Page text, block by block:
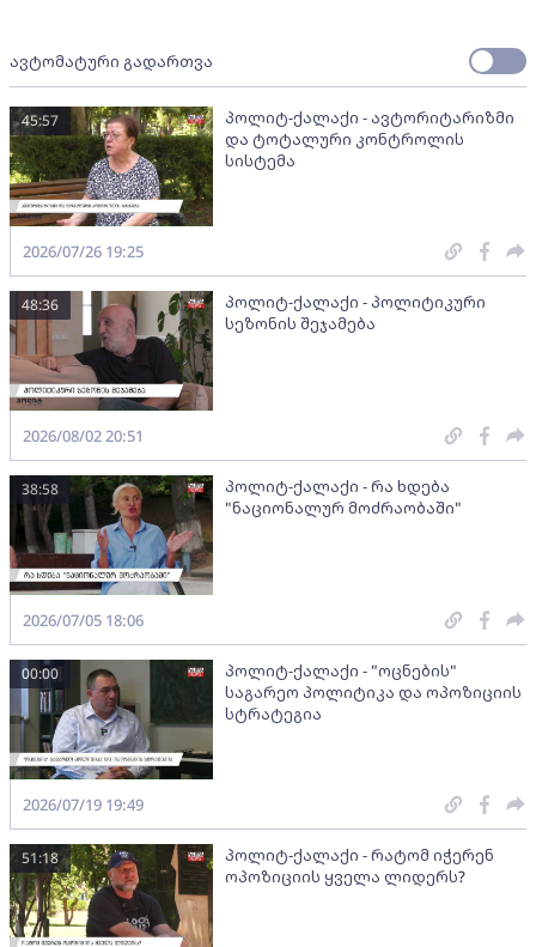
ავტომატური გადართვა
პოლიტ-ქალაქი - ავტორიტარიზმი
და ტოტალური კონტროლის
სისტემა
45:57
2026/07/26 19:25
პოლიტ-ქალაქი - პოლიტიკური
სეზონის შეჯამება
48:36
2026/08/02 20:51
პოლიტ-ქალაქი - რა ხდება
"ნაციონალურ მოძრაობაში"
38:58
2026/07/05 18:06
პოლიტ-ქალაქი - "ოცნების"
საგარეო პოლიტიკა და ოპოზიციის
სტრატეგია
00:00
2026/07/19 19:49
პოლიტ-ქალაქი - რატომ იჭერენ
ოპოზიციის ყველა ლიდერს?
51:18